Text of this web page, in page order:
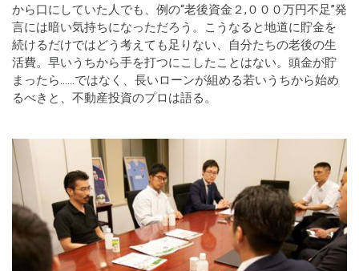
から口にしていた人でも、例の“老後資金２,０００万円不足”発
言には暗い気持ちになっただろう。こうなると地道に貯金を
続けるだけではどう考えても足りない、自分たちの老後の生
活費。早いうちから手を打つにこしたことはない。頭金が貯
まったら……ではなく、長いローンが組める若いうちから始め
るべきと、不動産投資のプロは語る。